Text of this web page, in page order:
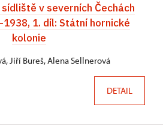
v severních Čechách
1. díl: Státní hornické
kolonie
Jiří Bureš, Alena Sellnerová
DETAIL